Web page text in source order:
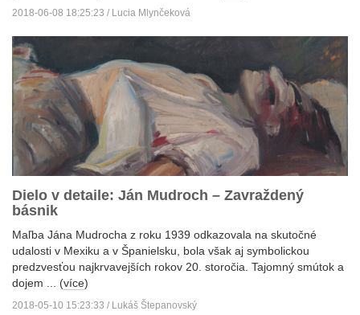
2018-06-08 18:25:23 / Lucia Mlynčeková
Dielo v detaile: Ján Mudroch – Zavraždený
básnik
Maľba Jána Mudrocha z roku 1939 odkazovala na skutočné
udalosti v Mexiku a v Španielsku, bola však aj symbolickou
predzvesťou najkrvavejších rokov 20. storočia. Tajomný smútok a
dojem ... (více)
2018-05-10 15:23:33 / Lukáš Štepanovský